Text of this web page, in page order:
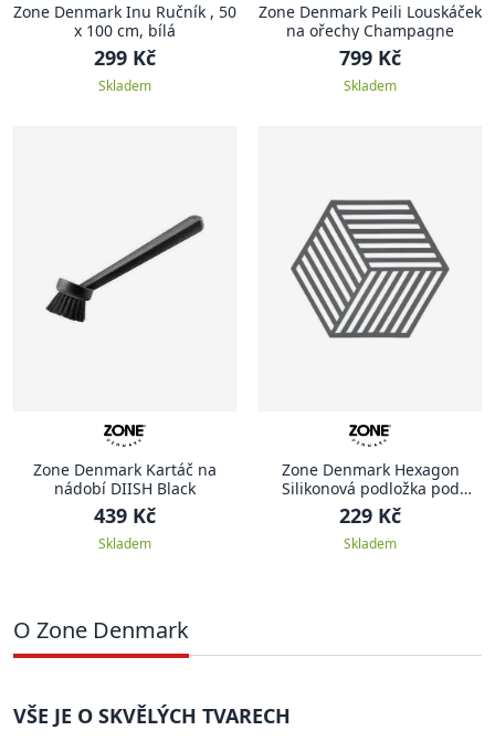
Zone Denmark Inu Ručník , 50
x 100 cm, bílá
299 Kč
Skladem
Zone Denmark Peili Louskáček
na ořechy Champagne
799 Kč
Skladem
Zone Denmark Kartáč na
nádobí DIISH Black
439 Kč
Skladem
Zone Denmark Hexagon
Silikonová podložka pod
hrnec 1 ks, tmavě šedá
229 Kč
Skladem
O Zone Denmark
VŠE JE O SKVĚLÝCH TVARECH